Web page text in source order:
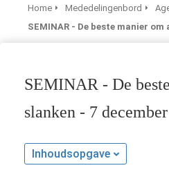
Home Mededelingenbord
SEMINAR - De beste manier
SEMINAR - De
slanken - 7 december
Inhoudsopgave